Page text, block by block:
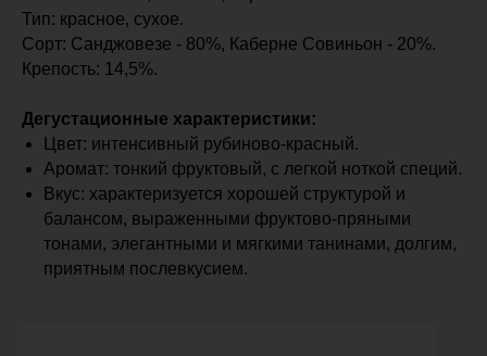
Тип: красное, сухое.
Сорт: Санджовезе - 80%, Каберне Совиньон - 20%.
Крепость: 14,5%.
Дегустационные характеристики:
Цвет: интенсивный рубиново-красный.
Аромат: тонкий фруктовый, с легкой ноткой специй.
Вкус: характеризуется хорошей структурой и
балансом, выраженными фруктово-пряными
тонами, элегантными и мягкими танинами, долгим,
приятным послевкусием.